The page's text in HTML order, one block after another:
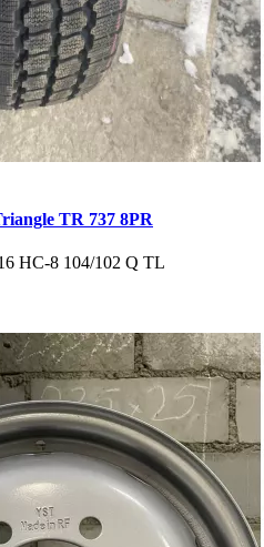
TR 737 8PR
НС-8 104/102 Q TL